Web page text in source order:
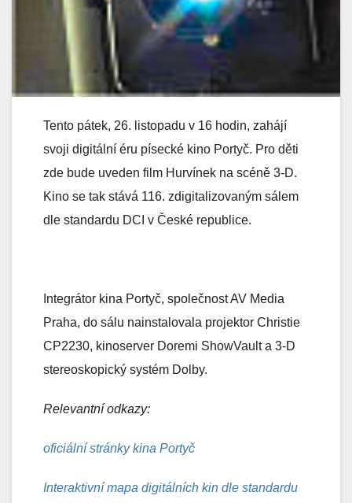
Tento pátek, 26. listopadu v 16 hodin, zahájí
svoji digitální éru písecké kino Portyč. Pro děti
zde bude uveden film Hurvínek na scéně 3-D.
Kino se tak stává 116. zdigitalizovaným sálem
dle standardu DCI v České republice.
Integrátor kina Portyč, společnost AV Media
Praha, do sálu nainstalovala projektor Christie
CP2230, kinoserver Doremi ShowVault a 3-D
stereoskopický systém Dolby.
Relevantní odkazy:
oficiální stránky kina Portyč
Interaktivní mapa digitálních kin dle standardu